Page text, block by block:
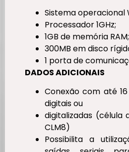
Sistema operacional
Processador 1GHz;
1GB de memória RAM;
300MB em disco
1 porta de
DADOS ADICIONAIS
Conexão com até
digitais ou
digitalizadas (célula
CLM8)
Possibilita a